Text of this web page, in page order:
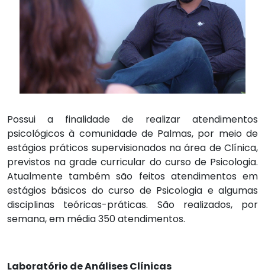
Possui a finalidade de realizar atendimentos
psicológicos à comunidade de Palmas, por meio de
estágios práticos supervisionados na área de Clínica,
previstos na grade curricular do curso de Psicologia.
Atualmente também são feitos atendimentos em
estágios básicos do curso de Psicologia e algumas
disciplinas teóricas-práticas. São realizados, por
semana, em média 350 atendimentos.
Laboratório de Análises Clínicas